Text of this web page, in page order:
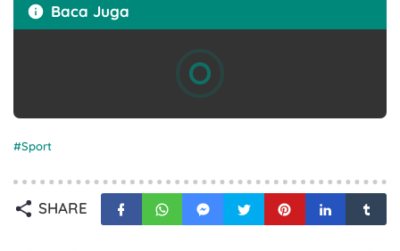
Baca Juga
Sport
SHARE